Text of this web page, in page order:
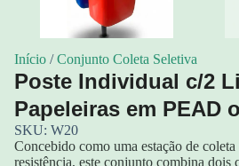
Início /Conjunto Coleta Seletiva
Poste Individual c/2
Papeleiras em PEAD
SKU: W20
Concebido como uma estação de
resistência, este conjunto combina dois